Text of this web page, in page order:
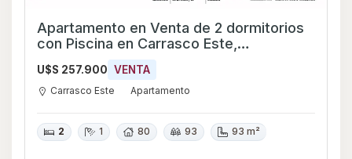
Apartamento en Venta de 2 dormitorios
con Piscina en Carrasco Este,
Montevideo
U$S 257.900 VENTA
Carrasco Este Apartamento
2 1 80 93 93 m²